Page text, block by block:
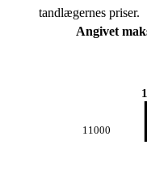
tandlægernes priser.
Angivet
11000